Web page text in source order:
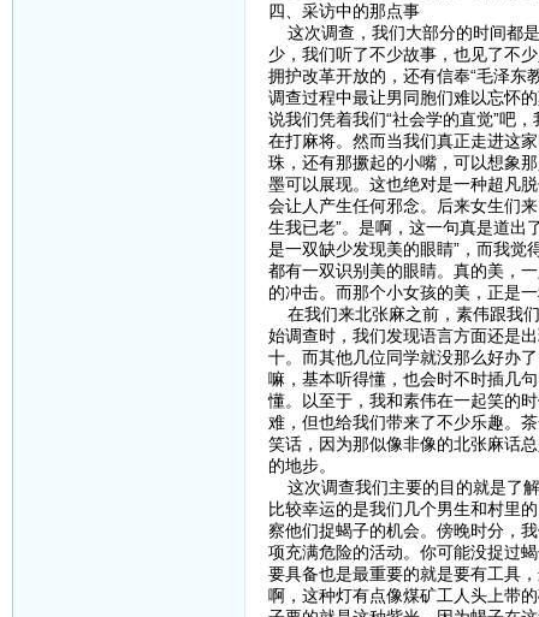
四、采访中的那点事
这次调查，我们大部分的时间都
少，我们听了不少故事，也见了不
拥护改革开放的，还有信奉“毛泽东
调查过程中最让男同胞们难以忘怀
说我们凭着我们“社会学的直觉”吧
在打麻将。然而当我们真正走进这
珠，还有那撅起的小嘴，可以想象
墨可以展现。这也绝对是一种超凡
会让人产生任何邪念。后来女生们
生我已老”。是啊，这一句真是道出
是一双缺少发现美的眼睛”，而我觉
都有一双识别美的眼睛。真的美，
的冲击。而那个小女孩的美，正是
在我们来北张麻之前，素伟跟我
始调查时，我们发现语言方面还是
十。而其他几位同学就没那么好办
嘛，基本听得懂，也会时不时插几
懂。以至于，我和素伟在一起笑的
难，但也给我们带来了不少乐趣。
笑话，因为那似像非像的北张麻话
的地步。
这次调查我们主要的目的就是了
比较幸运的是我们几个男生和村里
察他们捉蝎子的机会。傍晚时分，
项充满危险的活动。你可能没捉过
要具备也是最重要的就是要有工具
啊，这种灯有点像煤矿工人头上带